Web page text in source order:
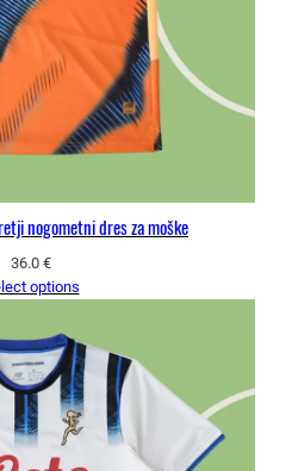
nogometni dres za moške
36.0 €
options